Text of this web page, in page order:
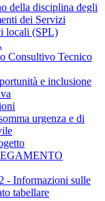
della disciplina degli
dei Servizi
locali (SPL)
Consultivo Tecnico
e inclusione
urgenza e di
- Informazioni sulle
tabellare